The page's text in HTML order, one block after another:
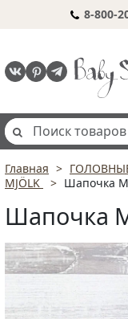
8-800-
Главная
MJÖLK
Шапочка
Шапочка